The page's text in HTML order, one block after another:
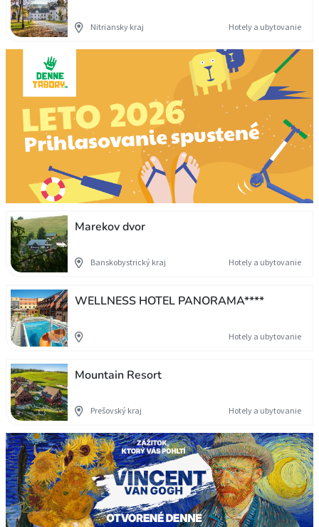
Nitriansky kraj Hotely a ubytovanie
Marekov dvor
Banskobystrický kraj Hotely a ubytovanie
WELLNESS HOTEL PANORAMA****
Hotely a ubytovanie
Mountain Resort
Prešovský kraj Hotely a ubytovanie